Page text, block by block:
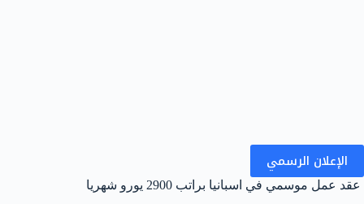
الإعلان الرسمي
عقد عمل موسمي في اسبانيا براتب 2900 يورو شهريا